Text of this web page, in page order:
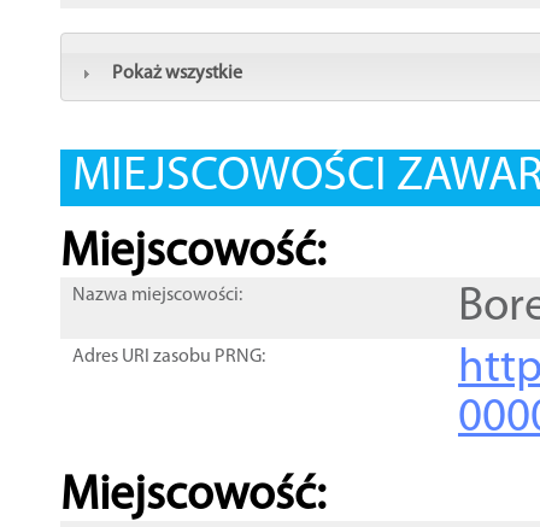
Pokaż wszystkie
MIEJSCOWOŚCI
Miejscowość:
Nazwa miejscowości:
Adres URI zasobu PRNG:
Miejscowość: